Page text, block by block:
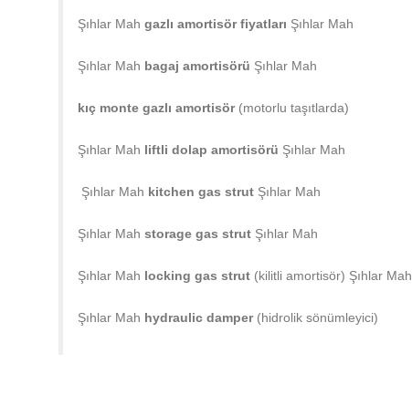
Şıhlar Mah gazlı amortisör fiyatları Şıhlar Mah
Şıhlar Mah bagaj amortisörü Şıhlar Mah
kıç monte gazlı amortisör(motorlu taşıtlarda)
Şıhlar Mah liftli dolap amortisörü Şıhlar Mah
Şıhlar Mah kitchen gas strut Şıhlar Mah
Şıhlar Mah storage gas strut Şıhlar Mah
Şıhlar Mah locking gas strut (kilitli amortisör) Şıhlar Mah
Şıhlar Mah hydraulic damper(hidrolik sönümleyici)